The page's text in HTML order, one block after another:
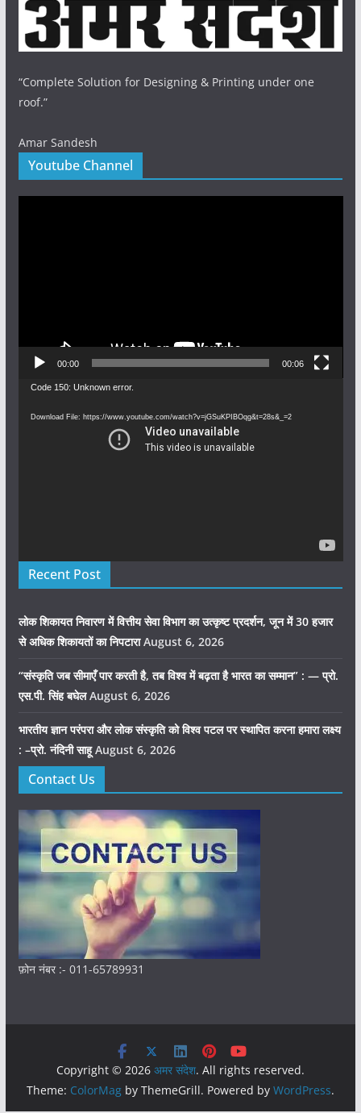
“Complete Solution for Designing & Printing under one
roof.”
Amar Sandesh
Youtube Channel
00:00 00:06
Video
Code 150: Unknown error.
Download File: https://www.youtube.com/watch?v=jGSuKPIBOqg&t=28s&_=2
Recent Post
लोक शिकायत निवारण में वित्तीय सेवा विभाग का उत्कृष्ट प्रदर्शन, जून में 30 हजार
से अधिक शिकायतों का निपटारा August 6, 2026
“संस्कृति जब सीमाएँ पार करती है, तब विश्व में बढ़ता है भारत का सम्मान” : — प्रो.
एस.पी. सिंह बघेल August 6, 2026
भारतीय ज्ञान परंपरा और लोक संस्कृति को विश्व पटल पर स्थापित करना हमारा लक्ष्य
: –प्रो. नंदिनी साहू August 6, 2026
Contact Us
फ़ोन नंबर :- 011-65789931
Copyright © 2026 अमर संदेश. All rights reserved.
Theme: ColorMagby ThemeGrill. Powered by WordPress.